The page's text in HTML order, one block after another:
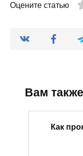
Оцените статью
Вам
Как